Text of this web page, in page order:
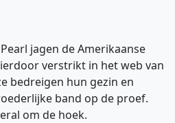
jagen de Amerikaanse
verstrikt in het web van
bedreigen hun gezin en
band op de proef.
om de hoek.